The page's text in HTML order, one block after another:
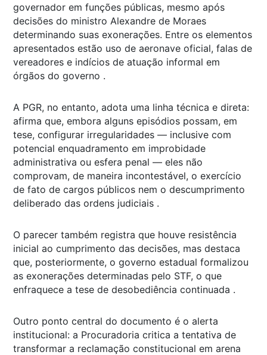
governador em funções públicas, mesmo após
decisões do ministro Alexandre de Moraes
determinando suas exonerações. Entre os elementos
apresentados estão uso de aeronave oficial, falas de
vereadores e indícios de atuação informal em
órgãos do governo .
A PGR, no entanto, adota uma linha técnica e direta:
afirma que, embora alguns episódios possam, em
tese, configurar irregularidades — inclusive com
potencial enquadramento em improbidade
administrativa ou esfera penal — eles não
comprovam, de maneira incontestável, o exercício
de fato de cargos públicos nem o descumprimento
deliberado das ordens judiciais .
O parecer também registra que houve resistência
inicial ao cumprimento das decisões, mas destaca
que, posteriormente, o governo estadual formalizou
as exonerações determinadas pelo STF, o que
enfraquece a tese de desobediência continuada .
Outro ponto central do documento é o alerta
institucional: a Procuradoria critica a tentativa de
transformar a reclamação constitucional em arena